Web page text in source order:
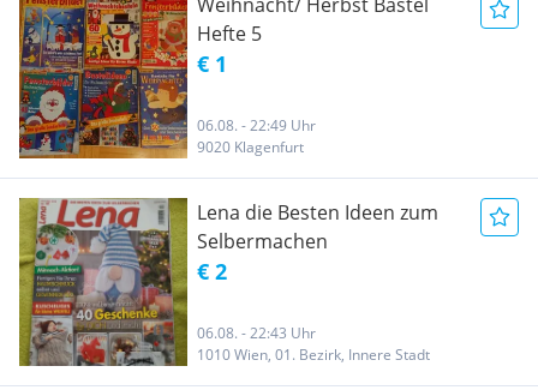
Hefte 5
€ 1
06.08. - 22:49 Uhr
9020 Klagenfurt
Lena die Besten Ideen zum
Selbermachen
€ 2
06.08. - 22:43 Uhr
1010 Wien, 01. Bezirk, Innere Stadt